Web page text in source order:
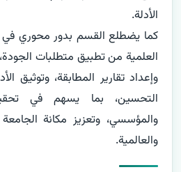
والعالمية.